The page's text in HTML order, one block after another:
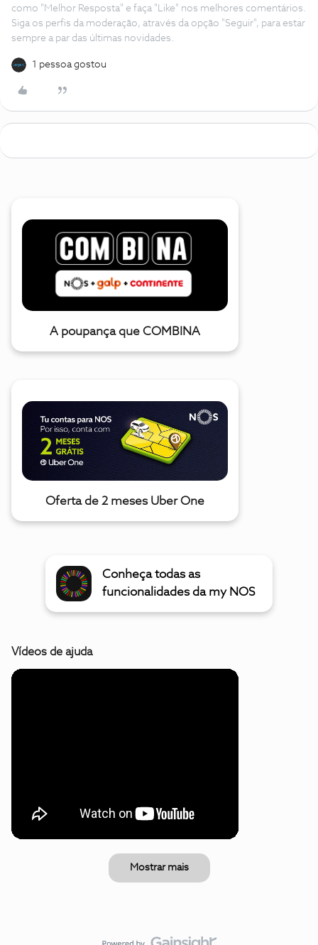
como "Melhor Resposta" e faça "Like" nos melhores comentários.
Siga os perfis da moderação, através da opção "Seguir", para estar
sempre a par das últimas novidades.
1 pessoa gostou
A poupança que COMBINA
Oferta de 2 meses Uber One
Conheça todas as
funcionalidades da my NOS
Vídeos de ajuda
Mostrar mais